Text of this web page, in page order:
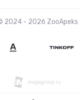
2024 - 2026 ZooАpeks